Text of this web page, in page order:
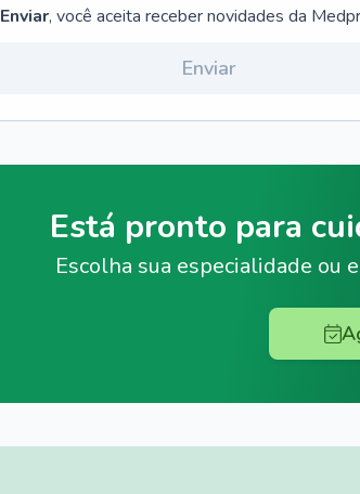
Enviar, você aceita receber novidades da
Enviar
Está pronto para
Escolha sua especialidade ou